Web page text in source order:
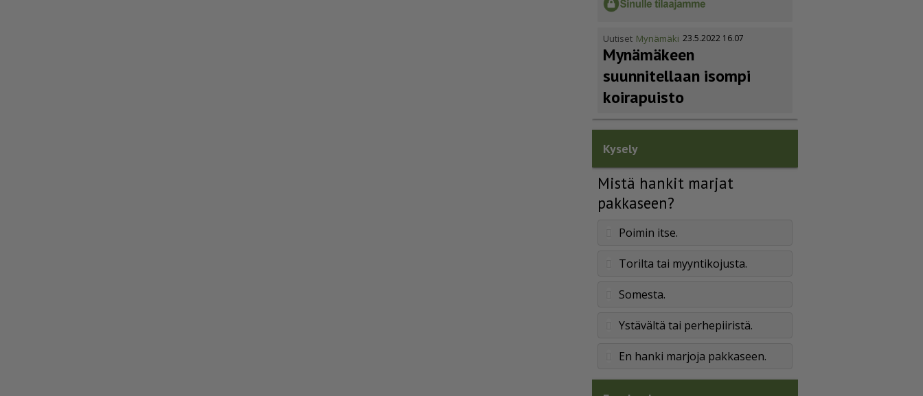
Uutiset Mynämäki 23.5.2022 16.07
Mynämäkeen
suunnitellaan isompi
koirapuisto
Kysely
Mistä hankit marjat
pakkaseen?
Poimin itse.
Torilta tai myyntikojusta.
Somesta.
Ystävältä tai perhepiiristä.
En hanki marjoja pakkaseen.